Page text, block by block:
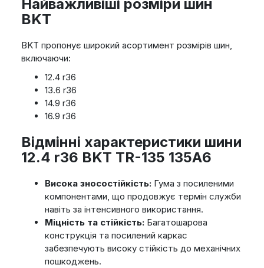
Найважливіші розміри шин
BKT
BKT пропонує широкий асортимент розмірів шин,
включаючи:
12.4 r36
13.6 r36
14.9 r36
16.9 r36
Відмінні характеристики шини
12.4 r36 BKT TR-135 135A6
Висока зносостійкість:Гума з посиленими
компонентами, що продовжує термін служби
навіть за інтенсивного використання.
Міцність та стійкість:Багатошарова
конструкція та посилений каркас
забезпечують високу стійкість до механічних
пошкоджень.